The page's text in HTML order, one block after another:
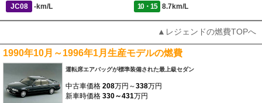
JC08
-km/L 10・15 8.7km/L
▲レジェンドの燃費TOPへ
1990年10月～1996年1月生産モデルの燃費
運転席エアバッグが標準装備された最上級セダン
中古車価格 208万円～338万円
新車時価格 330～431万円